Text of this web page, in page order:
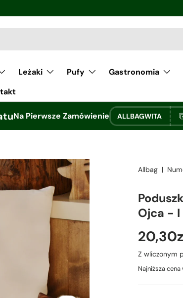
Leżaki Pufy Gastronomia
Na Pierwsze Zamówienie ALLBAGWITA
Allbag |
Ojca - I
Z wliczonym
Najniższa